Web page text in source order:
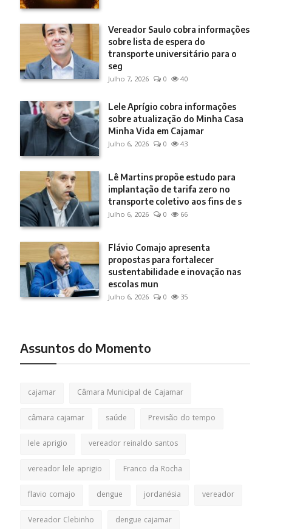
Vereador Saulo cobra informações
sobre lista de espera do
transporte universitário para o
seg
Julho 7, 2026 0 40
Lele Aprígio cobra informações
sobre atualização do Minha Casa
Minha Vida em Cajamar
Julho 6, 2026 0 43
Lê Martins propõe estudo para
implantação de tarifa zero no
transporte coletivo aos fins de s
Julho 6, 2026 0 66
Flávio Comajo apresenta
propostas para fortalecer
sustentabilidade e inovação nas
escolas mun
Julho 6, 2026 0 35
Assuntos do Momento
cajamar
Câmara Municipal de Cajamar
câmara cajamar
saúde
Previsão do tempo
lele aprigio
vereador reinaldo santos
vereador lele aprigio
Franco da Rocha
flavio comajo
dengue jordanésia
vereador
Vereador Clebinho
dengue cajamar